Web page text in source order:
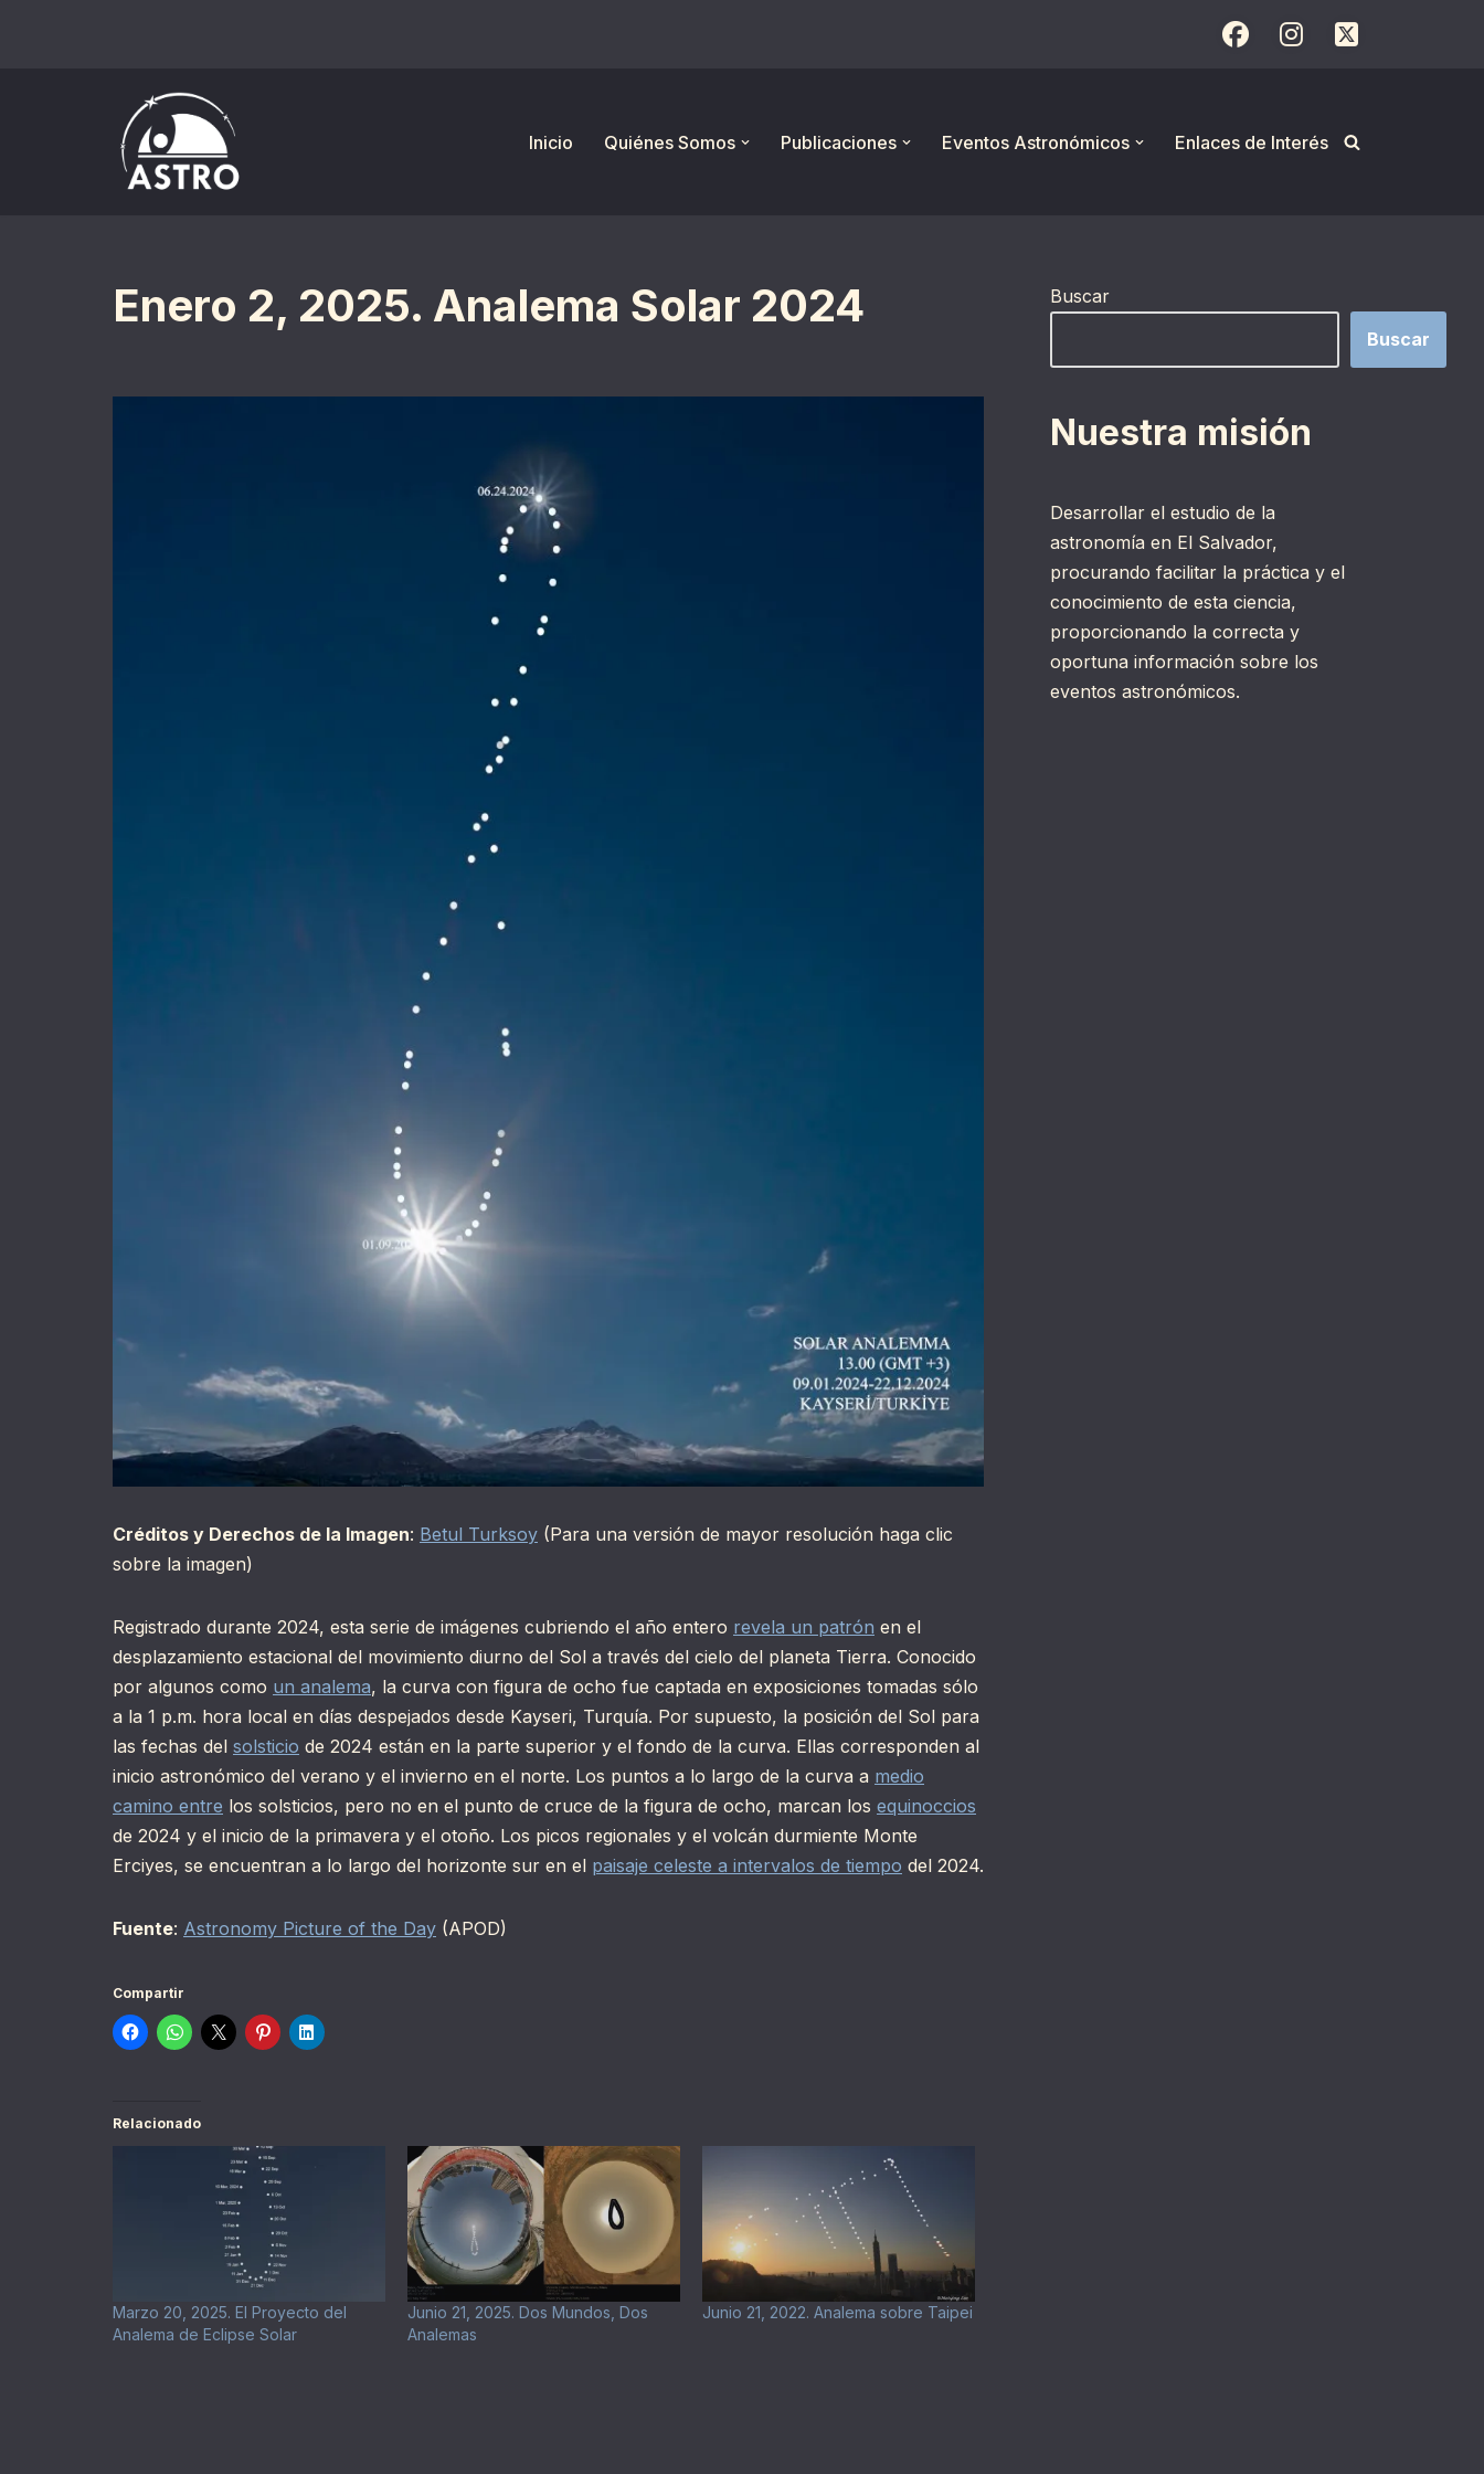
Inicio
Quiénes Somos Publicaciones Eventos Astronómicos Enlaces de Interés
Enero 2, 2025. Analema Solar 2024
Créditos y Derechos de la Imagen: Betul Turksoy (Para una versión de mayor resolución haga clic
sobre la imagen)
Registrado durante 2024, esta serie de imágenes cubriendo el año entero revela un patrón en el
desplazamiento estacional del movimiento diurno del Sol a través del cielo del planeta Tierra. Conocido
por algunos como un analema, la curva con figura de ocho fue captada en exposiciones tomadas sólo
a la 1 p.m. hora local en días despejados desde Kayseri, Turquía. Por supuesto, la posición del Sol para
las fechas del solsticio de 2024 están en la parte superior y el fondo de la curva. Ellas corresponden al
inicio astronómico del verano y el invierno en el norte. Los puntos a lo largo de la curva a medio
camino entre los solsticios, pero no en el punto de cruce de la figura de ocho, marcan los equinoccios
de 2024 y el inicio de la primavera y el otoño. Los picos regionales y el volcán durmiente Monte
Erciyes, se encuentran a lo largo del horizonte sur en el paisaje celeste a intervalos de tiempo del 2024.
Fuente: Astronomy Picture of the Day (APOD)
Compartir
Relacionado
Marzo 20, 2025. El Proyecto del
Analema de Eclipse Solar
Junio 21, 2025. Dos Mundos, Dos
Analemas
Junio 21, 2022. Analema sobre Taipei
Buscar
Buscar
Nuestra misión
Desarrollar el estudio de la
astronomía en El Salvador,
procurando facilitar la práctica y el
conocimiento de esta ciencia,
proporcionando la correcta y
oportuna información sobre los
eventos astronómicos.